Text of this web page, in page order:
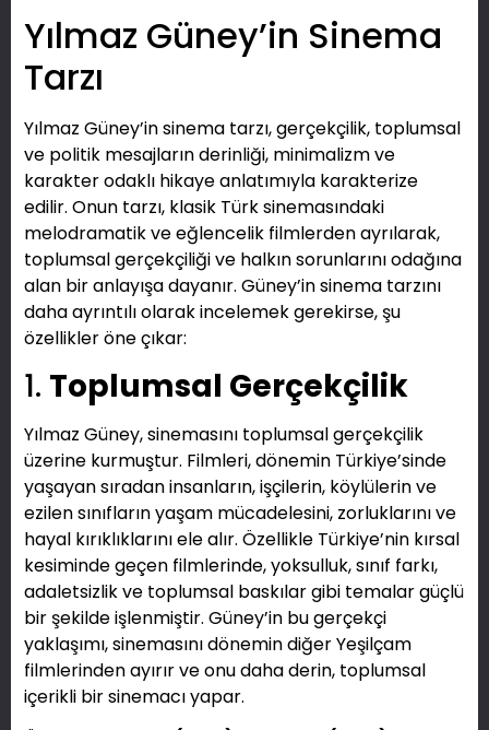
Yılmaz Güney’in Sinema
Tarzı
Yılmaz Güney’in sinema tarzı, gerçekçilik, toplumsal
ve politik mesajların derinliği, minimalizm ve
karakter odaklı hikaye anlatımıyla karakterize
edilir. Onun tarzı, klasik Türk sinemasındaki
melodramatik ve eğlencelik filmlerden ayrılarak,
toplumsal gerçekçiliği ve halkın sorunlarını odağına
alan bir anlayışa dayanır. Güney’in sinema tarzını
daha ayrıntılı olarak incelemek gerekirse, şu
özellikler öne çıkar:
1. Toplumsal Gerçekçilik
Yılmaz Güney, sinemasını toplumsal gerçekçilik
üzerine kurmuştur. Filmleri, dönemin Türkiye’sinde
yaşayan sıradan insanların, işçilerin, köylülerin ve
ezilen sınıfların yaşam mücadelesini, zorluklarını ve
hayal kırıklıklarını ele alır. Özellikle Türkiye’nin kırsal
kesiminde geçen filmlerinde, yoksulluk, sınıf farkı,
adaletsizlik ve toplumsal baskılar gibi temalar güçlü
bir şekilde işlenmiştir. Güney’in bu gerçekçi
yaklaşımı, sinemasını dönemin diğer Yeşilçam
filmlerinden ayırır ve onu daha derin, toplumsal
içerikli bir sinemacı yapar.